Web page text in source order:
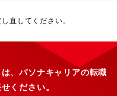
直してください。
、パソナキャリアの転職
ください。